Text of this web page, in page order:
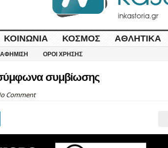
ΚΟΙΝΩΝΊΑ ΚΌΣΜΟΣ ΑΘΛΗΤΙΚΆ
ΌΡΟΙ ΧΡΉΣΗΣ
συμβίωσης
Comment